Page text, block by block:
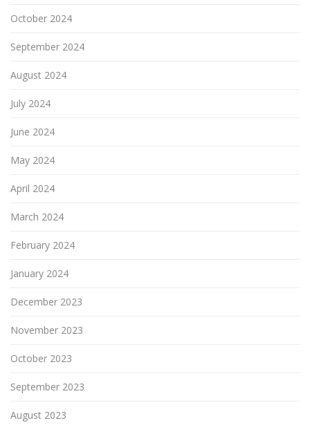
October 2024
September 2024
August 2024
July 2024
June 2024
May 2024
April 2024
March 2024
February 2024
January 2024
December 2023
November 2023
October 2023
September 2023
August 2023